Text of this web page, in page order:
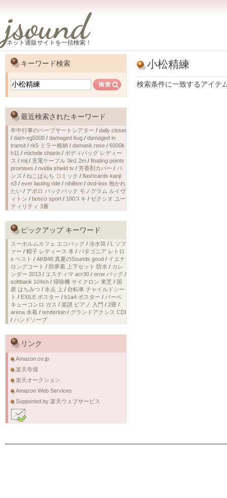
jsound
ネット通販サイトを一括検索！
小松精練
検索条件に一致するアイテ
キーワード検索
最近検索されたキーワード
年中行事のペープサートシアター / daily closet
/ dam-xg5000 / damaged bug / damaged in
transit / rk5 ミラー格納 / damask rose / 6000k
h11 / michele chiarlo / ボディバッグ レディー
ス / mij / 充電ケーブル 3in1 2m / floating points
promises / nvidia shield tv / 芳香剤カバー / バ
ンズ / ねこぱんち コミック / flashcards kanji
n3 / ever lasting ride / nihilism / dvd-box 抱かれ
たい / アポロ バックパック モノグラム ルイヴ
ィトン / bosco sport / 100スキ / ゼクシオ ユー
ティリティ 3番
ピックアップ キーワード
スーホルムカフェ エコバッグ / 冷水筒 / L ソフ
ァー / 帽子 レディース 冬 / パタゴニア レトロ
x ベスト / AKB48 真夏のSounds good / イエナ
ロングコート / 防寒着 上下セット 防水 / カレ
ンダー 2013 / エスティマ acr30 / orne バッグ /
softbank 104sh / 掃除機 サイクロン 東芝 / 国
産 はちみつ / 氷点 上 / 自転車 チャイルドシー
ト / EXILE ポスター / b1a4 ポスター / バーベ
キューコンロ ガス / 楽譜 ピアノ 入門 / 2畳 /
arena 水着 / tenderloin / グランドアクシス CDI
/ ハンドソープ
リンク
Amazon.co.jp
楽天市場
楽天オークション
Amazon Web Services
Supported by 楽天ウェブサービス